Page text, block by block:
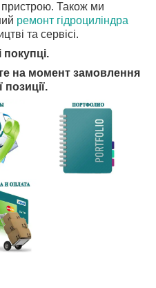
пристрою. Також ми
ремонт гідроциліндра
та сервісі.
на момент замовлення
позиції.